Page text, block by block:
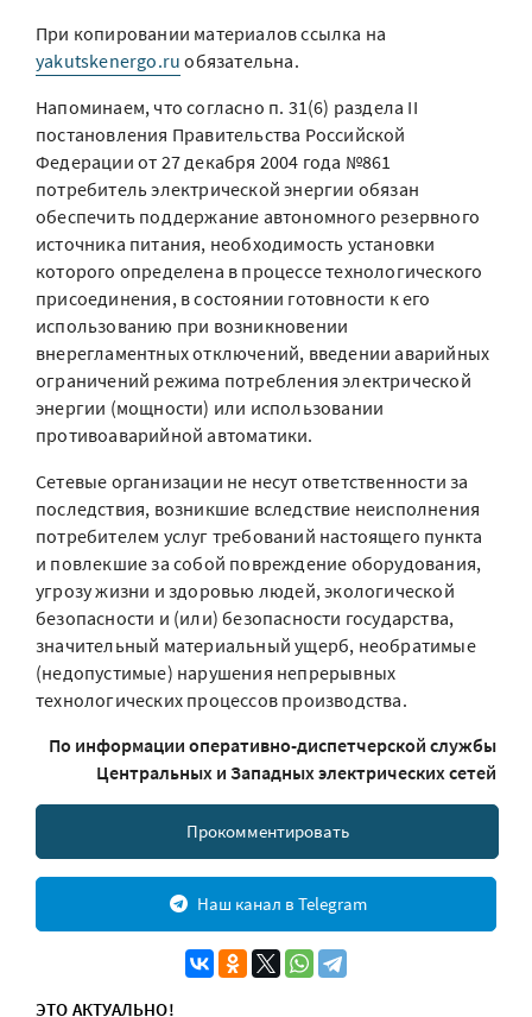
При копировании материалов ссылка на
yakutskenergo.ru обязательна.
Напоминаем, что согласно п. 31(6) раздела II
постановления Правительства Российской
Федерации от 27 декабря 2004 года №861
потребитель электрической энергии обязан
обеспечить поддержание автономного резервного
источника питания, необходимость установки
которого определена в процессе технологического
присоединения, в состоянии готовности к его
использованию при возникновении
внерегламентных отключений, введении аварийных
ограничений режима потребления электрической
энергии (мощности) или использовании
противоаварийной автоматики.
Сетевые организации не несут ответственности за
последствия, возникшие вследствие неисполнения
потребителем услуг требований настоящего пункта
и повлекшие за собой повреждение оборудования,
угрозу жизни и здоровью людей, экологической
безопасности и (или) безопасности государства,
значительный материальный ущерб, необратимые
(недопустимые) нарушения непрерывных
технологических процессов производства.
По информации оперативно-диспетчерской службы
Центральных и Западных электрических сетей
Прокомментировать
Наш канал в Telegram
ЭТО АКТУАЛЬНО!